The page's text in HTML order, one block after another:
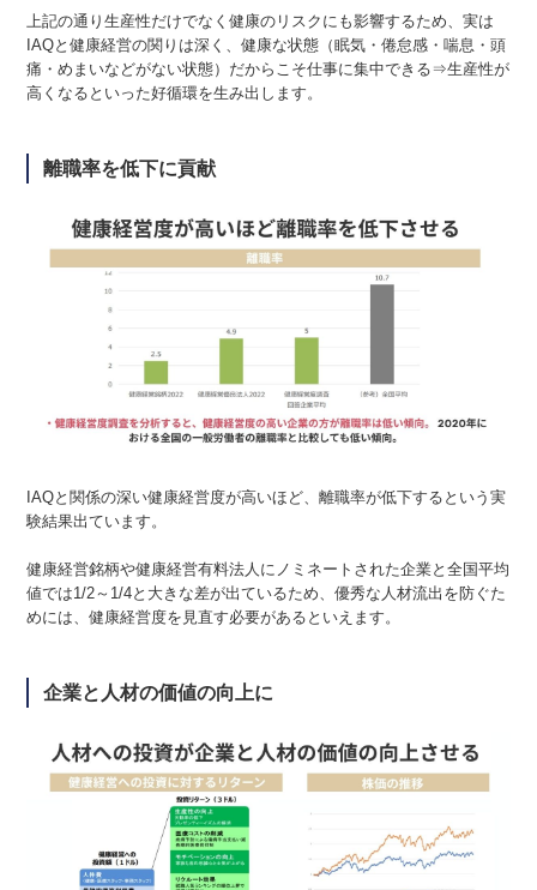
上記の通り生産性だけでなく健康のリスクにも影響するため、実は
IAQと健康経営の関りは深く、健康な状態（眠気・倦怠感・喘息・頭
痛・めまいなどがない状態）だからこそ仕事に集中できる⇒生産性が
高くなるといった好循環を生み出します。
離職率を低下に貢献
IAQと関係の深い健康経営度が高いほど、離職率が低下するという実
験結果出ています。
健康経営銘柄や健康経営有料法人にノミネートされた企業と全国平均
値では1/2～1/4と大きな差が出ているため、優秀な人材流出を防ぐた
めには、健康経営度を見直す必要があるといえます。
企業と人材の価値の向上に